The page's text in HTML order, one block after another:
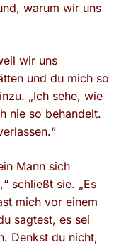
warum wir uns
wir uns
und du mich so
„Ich sehe, wie
nie so behandelt.
Mann sich
schließt sie. „Es
mich vor einem
sagtest, es sei
Denkst du nicht,